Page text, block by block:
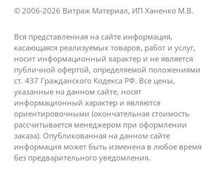
© 2006-2026 Витраж Материал, ИП Ханенко М.В.
Вся представленная на сайте информация,
касающаяся реализуемых товаров, работ и услуг,
носит информационный характер и не является
публичной офертой, определяемой положениями
ст. 437 Гражданского Кодекса РФ. Все цены,
указанные на данном сайте, носят
информационный характер и являются
ориентировочными (окончательная стоимость
рассчитывается менеджером при оформлении
заказа). Опубликованная на данном сайте
информация может быть изменена в любое время
без предварительного уведомления.